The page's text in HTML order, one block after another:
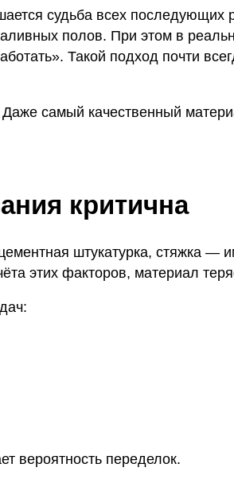
судьба всех последующих
полов. При этом в
Такой подход почти
самый качественный
критична
штукатурка, стяжка —
этих факторов, материал
вероятность переделок.